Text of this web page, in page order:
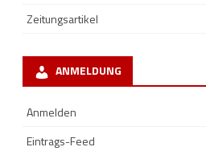
Zeitungsartikel
ANMELDUNG
Anmelden
Eintrags-Feed